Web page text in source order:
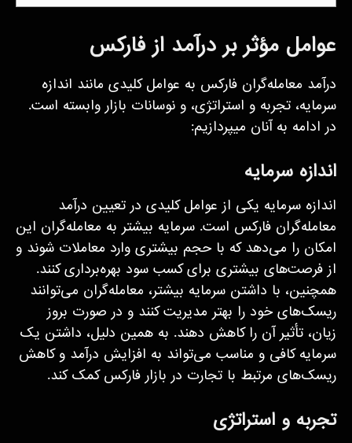
عوامل مؤثر بر درآمد از فارکس
درآمد معامله‌گران فارکس به عوامل کلیدی مانند اندازه
سرمایه، تجربه و استراتژی، و نوسانات بازار وابسته است.
در ادامه به آنان می­پردازیم:
اندازه سرمایه
اندازه سرمایه یکی از عوامل کلیدی در تعیین درآمد
معامله‌گران فارکس است. سرمایه بیشتر به معامله‌گران این
امکان را می‌دهد که با حجم بیشتری وارد معاملات شوند و
از فرصت‌های بیشتری برای کسب سود بهره‌برداری کنند.
همچنین، با داشتن سرمایه بیشتر، معامله‌گران می‌توانند
ریسک‌های خود را بهتر مدیریت کنند و در صورت بروز
زیان، تأثیر آن را کاهش دهند. به همین دلیل، داشتن یک
سرمایه کافی و مناسب می‌تواند به افزایش درآمد و کاهش
ریسک‌های مرتبط با تجارت در بازار فارکس کمک کند.
تجربه و استراتژی